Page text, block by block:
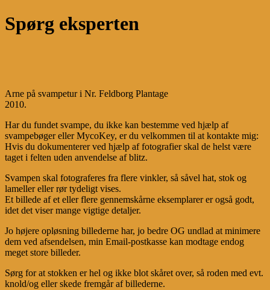
Spørg eksperten
Arne på svampetur i Nr. Feldborg Plantage
2010.
Har du fundet svampe, du ikke kan bestemme ved hjælp af
svampebøger eller MycoKey, er du velkommen til at kontakte mig:
Hvis du dokumenterer ved hjælp af fotografier skal de helst være
taget i felten uden anvendelse af blitz.
Svampen skal fotograferes fra flere vinkler, så såvel hat, stok og
lameller eller rør tydeligt vises.
Et billede af et eller flere gennemskårne eksemplarer er også godt,
idet det viser mange vigtige detaljer.
Jo højere opløsning billederne har, jo bedre OG undlad at minimere
dem ved afsendelsen, min Email-postkasse kan modtage endog
meget store billeder.
Sørg for at stokken er hel og ikke blot skåret over, så roden med evt.
knold/og eller skede fremgår af billederne.